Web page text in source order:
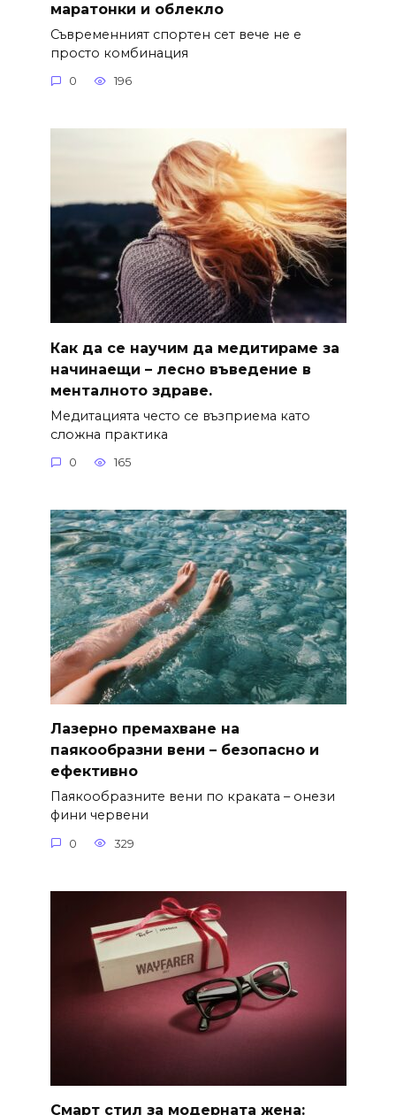
маратонки и облекло
Съвременният спортен сет вече не е
просто комбинация
0 196
Как да се научим да медитираме за
начинаещи – лесно въведение в
менталното здраве.
Медитацията често се възприема като
сложна практика
0 165
Лазерно премахване на
паякообразни вени – безопасно и
ефективно
Паякообразните вени по краката – онези
фини червени
0 329
Смарт стил за модерната жена: